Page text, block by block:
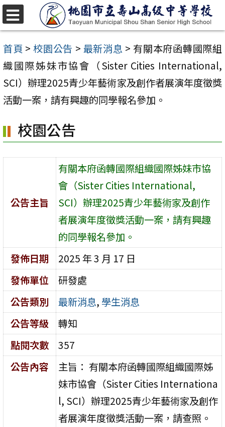
跳
至
主
要
內
容
首頁 > 校園公告 > 最新消息 > 有關本府函轉國際組
織國際姊妹市協會（Sister Cities International,
SCI）辦理2025青少年藝術家及創作者展演年度徵獎
活動一案，請有興趣的同學報名參加。
校園公告
公告主旨
有關本府函轉國際組織國際姊妹市協
會（Sister Cities International,
SCI）辦理2025青少年藝術家及創作
者展演年度徵獎活動一案，請有興趣
的同學報名參加。
發佈日期
2025 年 3 月 17 日
發佈單位
研發處
公告類別
最新消息, 學生消息
公告等級
轉知
點閱次數
357
公告內容
主旨： 有關本府函轉國際組織國際姊
妹市協會（Sister Cities Internationa
l, SCI）辦理2025青少年藝術家及創作
者展演年度徵獎活動一案，請查照。
選
單